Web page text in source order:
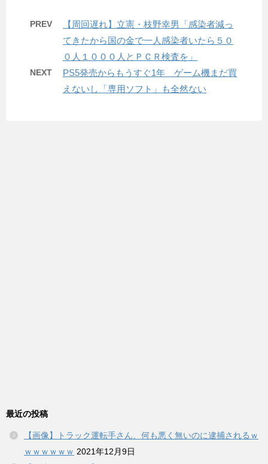
PREV
【周回遅れ】立憲・枝野幸男「感染者減っ
てきたから国の金で一人感染者いたら５０
０人１０００人とＰＣＲ検査を」
NEXT
PS5発売からもうすぐ1年 ゲーム機まだ買
えないし「専用ソフト」も全然ない
最近の投稿
【画像】トラック運転手さん、何も悪く無いのに逮捕されるｗ
ｗｗｗｗｗｗ 2021年12月9日